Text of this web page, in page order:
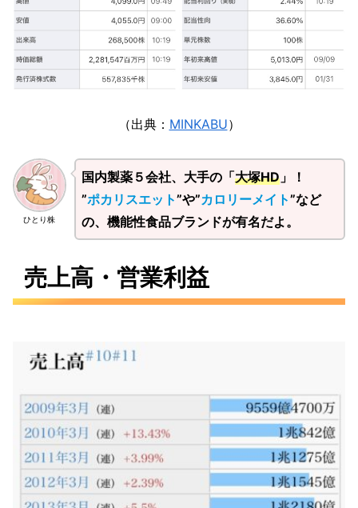
（出典： MINKABU）
ひとり株
国内製薬５会社、大手の「大塚HD」！
”ポカリスエット”や”カロリーメイト”など
の、機能性食品ブランドが有名だよ。
売上高・営業利益